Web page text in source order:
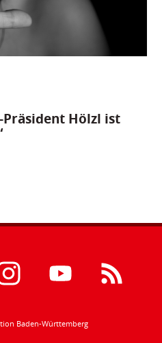
Präsident Hölzl ist
Baden-Württemberg